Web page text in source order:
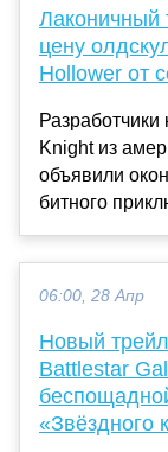
Лаконичный
цену
Hollower от
Knight из
объявили
битного
06:00, 28 Апр
Новый
Battlestar
«Звёздного